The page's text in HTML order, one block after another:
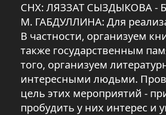
СНХ: ЛЯЗЗАТ СЫЗДЫКОВА
М. ГАБДУЛЛИНА: Для
В частности, организуем
также государственным
того, организуем
интересными людьми.
цель этих мероприятий -
пробудить у них интерес и